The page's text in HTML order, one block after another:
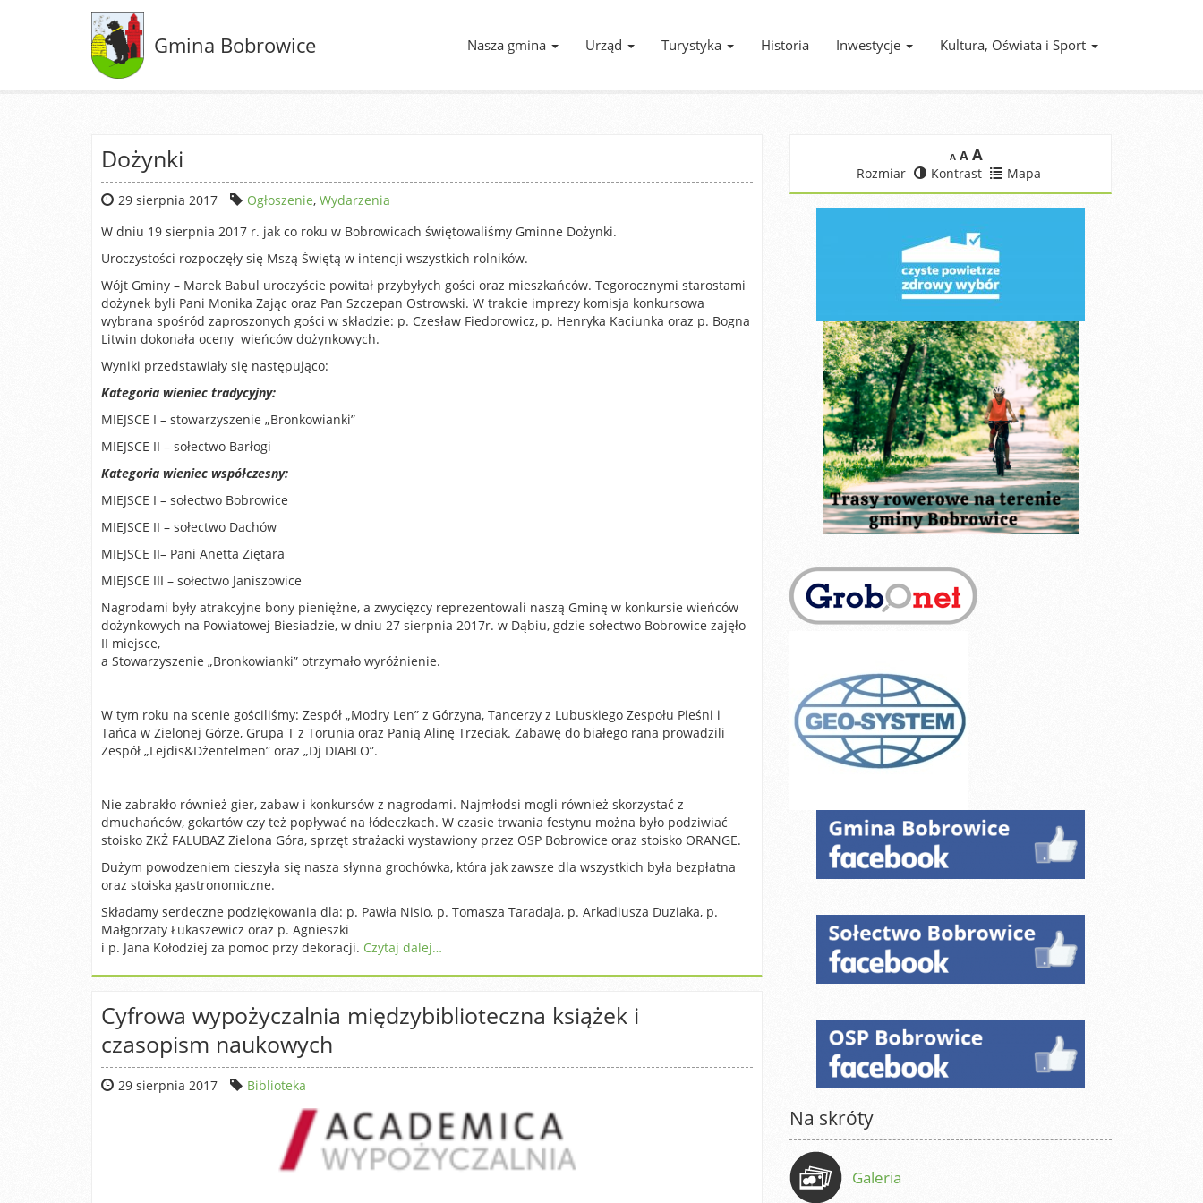
Gmina Bobrowice Nasza gmina Urząd Turystyka Historia Inwestycje Kultura, Oświata i Sport
Dożynki
29 sierpnia 2017 Ogłoszenie, Wydarzenia
W dniu 19 sierpnia 2017 r. jak co roku w Bobrowicach świętowaliśmy Gminne Dożynki.
Uroczystości rozpoczęły się Mszą Świętą w intencji wszystkich rolników.
Wójt Gminy – Marek Babul uroczyście powitał przybyłych gości oraz mieszkańców. Tegorocznymi starostami
dożynek byli Pani Monika Zając oraz Pan Szczepan Ostrowski. W trakcie imprezy komisja konkursowa
wybrana spośród zaproszonych gości w składzie: p. Czesław Fiedorowicz, p. Henryka Kaciunka oraz p. Bogna
Litwin dokonała oceny wieńców dożynkowych.
Wyniki przedstawiały się następująco:
Kategoria wieniec tradycyjny:
MIEJSCE I – stowarzyszenie „Bronkowianki”
MIEJSCE II – sołectwo Barłogi
Kategoria wieniec współczesny:
MIEJSCE I – sołectwo Bobrowice
MIEJSCE II – sołectwo Dachów
MIEJSCE II– Pani Anetta Ziętara
MIEJSCE III – sołectwo Janiszowice
Nagrodami były atrakcyjne bony pieniężne, a zwycięzcy reprezentowali naszą Gminę w konkursie wieńców
dożynkowych na Powiatowej Biesiadzie, w dniu 27 sierpnia 2017r. w Dąbiu, gdzie sołectwo Bobrowice zajęło
II miejsce,
a Stowarzyszenie „Bronkowianki” otrzymało wyróżnienie.
W tym roku na scenie gościliśmy: Zespół „Modry Len” z Górzyna, Tancerzy z Lubuskiego Zespołu Pieśni i
Tańca w Zielonej Górze, Grupa T z Torunia oraz Panią Alinę Trzeciak. Zabawę do białego rana prowadzili
Zespół „Lejdis&Dżentelmen” oraz „Dj DIABLO”.
Nie zabrakło również gier, zabaw i konkursów z nagrodami. Najmłodsi mogli również skorzystać z
dmuchańców, gokartów czy też popływać na łódeczkach. W czasie trwania festynu można było podziwiać
stoisko ZKŻ FALUBAZ Zielona Góra, sprzęt strażacki wystawiony przez OSP Bobrowice oraz stoisko ORANGE.
Dużym powodzeniem cieszyła się nasza słynna grochówka, która jak zawsze dla wszystkich była bezpłatna
oraz stoiska gastronomiczne.
Składamy serdeczne podziękowania dla: p. Pawła Nisio, p. Tomasza Taradaja, p. Arkadiusza Duziaka, p.
Małgorzaty Łukaszewicz oraz p. Agnieszki
i p. Jana Kołodziej za pomoc przy dekoracji. Czytaj dalej…
Cyfrowa wypożyczalnia międzybiblioteczna książek i
czasopism naukowych
29 sierpnia 2017 Biblioteka
A A A
Rozmiar Kontrast Mapa
Na skróty
Galeria